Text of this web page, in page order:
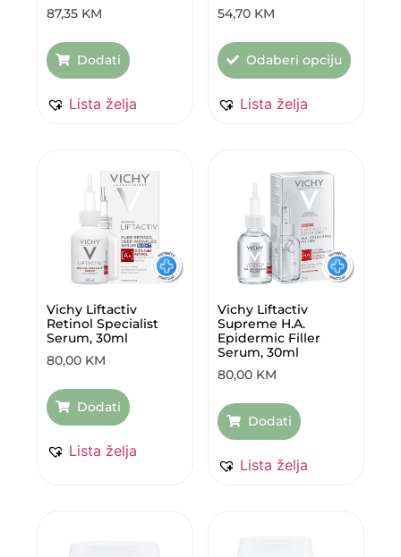
87,35 KM
Dodati
Lista želja
54,70 KM
Odaberi opciju
Lista želja
Vichy Liftactiv
Retinol Specialist
Serum, 30ml
80,00 KM
Dodati
Lista želja
Vichy Liftactiv
Supreme H.A.
Epidermic Filler
Serum, 30ml
80,00 KM
Dodati
Lista želja